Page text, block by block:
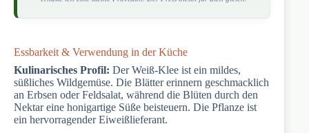
Essbarkeit & Verwendung in der Küche
Kulinarisches Profil: Der Weiß-Klee ist ein mildes,
süßliches Wildgemüse. Die Blätter erinnern geschmacklich
an Erbsen oder Feldsalat, während die Blüten durch den
Nektar eine honigartige Süße beisteuern. Die Pflanze ist
ein hervorragender Eiweißlieferant.